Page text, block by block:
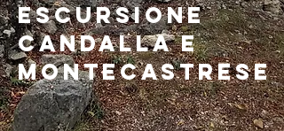
escursione
CANDALLA E
MONTECASTRESE